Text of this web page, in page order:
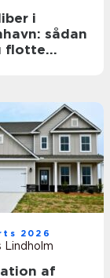
i
sådan
flotte
2026
Lindholm
af